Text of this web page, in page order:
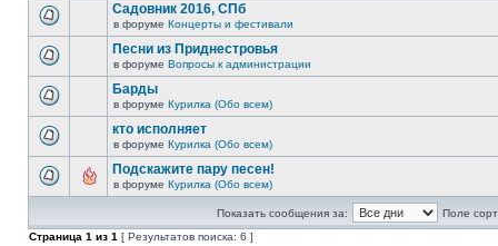
Садовник 2016, СПб
в форуме Концерты и фестивали
Песни из Приднестровья
в форуме Вопросы к администрации
Барды
в форуме Курилка (Обо всем)
кто исполняет
в форуме Курилка (Обо всем)
Подскажите пару песен!
в форуме Курилка (Обо всем)
Показать сообщения за:
Поле
Страница 1 из 1 [ Результатов поиска: 6 ]